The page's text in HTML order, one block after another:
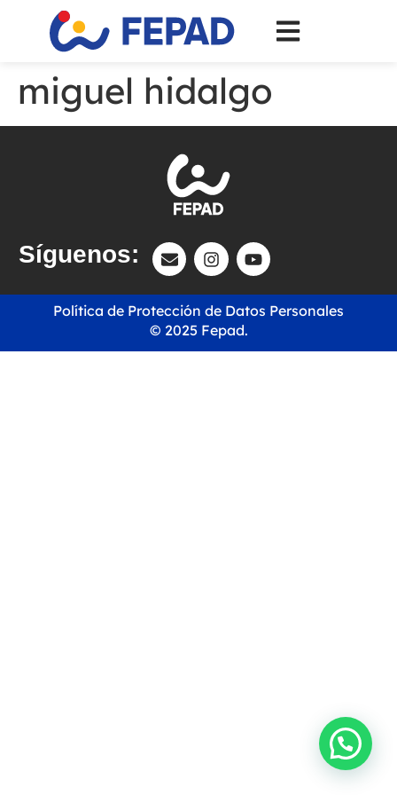
miguel hidalgo
Síguenos:
© 2025 Fepad.
Política de Protección de Datos Personales